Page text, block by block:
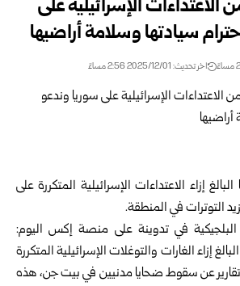
الاعتداءات الإسرائيلية على
سيادتها وسلامة أراضيها
اخر تحديث: 2025/12/01 2:56 مساءً
إزاء الاعتداءات الإسرائيلية المتكررة على
التوترات في المنطقة.
البلجيكية في تدوينة على منصة إكس اليوم:
إزاء الغارات والتوغلات الإسرائيلية المتكررة
عن سقوط ضحايا مدنيين في بيت جن، هذه